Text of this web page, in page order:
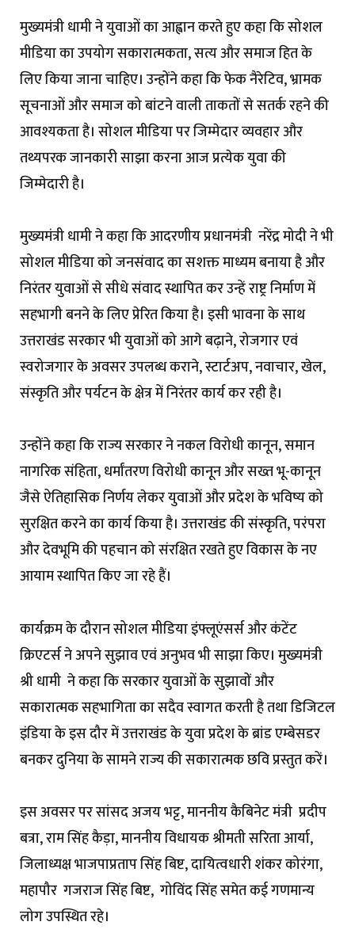
मुख्यमंत्री धामी ने युवाओं का आह्वान करते हुए कहा कि सोशल
मीडिया का उपयोग सकारात्मकता, सत्य और समाज हित के
लिए किया जाना चाहिए। उन्होंने कहा कि फेक नैरेटिव, भ्रामक
सूचनाओं और समाज को बांटने वाली ताकतों से सतर्क रहने की
आवश्यकता है। सोशल मीडिया पर जिम्मेदार व्यवहार और
तथ्यपरक जानकारी साझा करना आज प्रत्येक युवा की
जिम्मेदारी है।
मुख्यमंत्री धामी ने कहा कि आदरणीय प्रधानमंत्री नरेंद्र मोदी ने भी
सोशल मीडिया को जनसंवाद का सशक्त माध्यम बनाया है और
निरंतर युवाओं से सीधे संवाद स्थापित कर उन्हें राष्ट्र निर्माण में
सहभागी बनने के लिए प्रेरित किया है। इसी भावना के साथ
उत्तराखंड सरकार भी युवाओं को आगे बढ़ाने, रोजगार एवं
स्वरोजगार के अवसर उपलब्ध कराने, स्टार्टअप, नवाचार, खेल,
संस्कृति और पर्यटन के क्षेत्र में निरंतर कार्य कर रही है।
उन्होंने कहा कि राज्य सरकार ने नकल विरोधी कानून, समान
नागरिक संहिता, धर्मांतरण विरोधी कानून और सख्त भू-कानून
जैसे ऐतिहासिक निर्णय लेकर युवाओं और प्रदेश के भविष्य को
सुरक्षित करने का कार्य किया है। उत्तराखंड की संस्कृति, परंपरा
और देवभूमि की पहचान को संरक्षित रखते हुए विकास के नए
आयाम स्थापित किए जा रहे हैं।
कार्यक्रम के दौरान सोशल मीडिया इंफ्लूएंसर्स और कंटेंट
क्रिएटर्स ने अपने सुझाव एवं अनुभव भी साझा किए। मुख्यमंत्री
श्री धामी ने कहा कि सरकार युवाओं के सुझावों और
सकारात्मक सहभागिता का सदैव स्वागत करती है तथा डिजिटल
इंडिया के इस दौर में उत्तराखंड के युवा प्रदेश के ब्रांड एम्बेसडर
बनकर दुनिया के सामने राज्य की सकारात्मक छवि प्रस्तुत करें।
इस अवसर पर सांसद अजय भट्ट, माननीय कैबिनेट मंत्री प्रदीप
बत्रा, राम सिंह कैड़ा, माननीय विधायक श्रीमती सरिता आर्या,
जिलाध्यक्ष भाजपाप्रताप सिंह बिष्ट, दायित्वधारी शंकर कोरंगा,
महापौर गजराज सिंह बिष्ट, गोविंद सिंह समेत कई गणमान्य
लोग उपस्थित रहे।